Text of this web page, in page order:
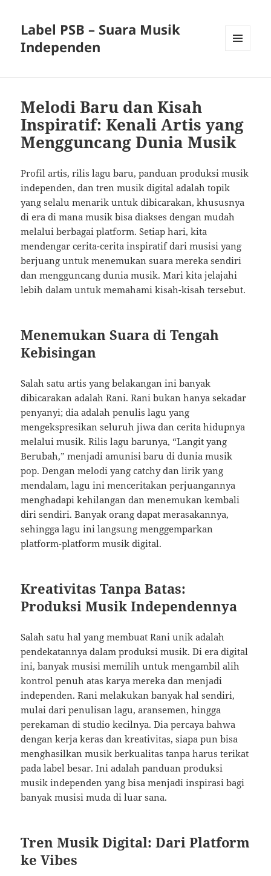
Label PSB – Suara Musik
Independen
Melodi Baru dan Kisah
Inspiratif: Kenali Artis yang
Mengguncang Dunia Musik
Profil artis, rilis lagu baru, panduan produksi musik
independen, dan tren musik digital adalah topik
yang selalu menarik untuk dibicarakan, khususnya
di era di mana musik bisa diakses dengan mudah
melalui berbagai platform. Setiap hari, kita
mendengar cerita-cerita inspiratif dari musisi yang
berjuang untuk menemukan suara mereka sendiri
dan mengguncang dunia musik. Mari kita jelajahi
lebih dalam untuk memahami kisah-kisah tersebut.
Menemukan Suara di Tengah
Kebisingan
Salah satu artis yang belakangan ini banyak
dibicarakan adalah Rani. Rani bukan hanya sekadar
penyanyi; dia adalah penulis lagu yang
mengekspresikan seluruh jiwa dan cerita hidupnya
melalui musik. Rilis lagu barunya, “Langit yang
Berubah,” menjadi amunisi baru di dunia musik
pop. Dengan melodi yang catchy dan lirik yang
mendalam, lagu ini menceritakan perjuangannya
menghadapi kehilangan dan menemukan kembali
diri sendiri. Banyak orang dapat merasakannya,
sehingga lagu ini langsung menggemparkan
platform-platform musik digital.
Kreativitas Tanpa Batas:
Produksi Musik Independennya
Salah satu hal yang membuat Rani unik adalah
pendekatannya dalam produksi musik. Di era digital
ini, banyak musisi memilih untuk mengambil alih
kontrol penuh atas karya mereka dan menjadi
independen. Rani melakukan banyak hal sendiri,
mulai dari penulisan lagu, aransemen, hingga
perekaman di studio kecilnya. Dia percaya bahwa
dengan kerja keras dan kreativitas, siapa pun bisa
menghasilkan musik berkualitas tanpa harus terikat
pada label besar. Ini adalah panduan produksi
musik independen yang bisa menjadi inspirasi bagi
banyak musisi muda di luar sana.
Tren Musik Digital: Dari Platform
ke Vibes